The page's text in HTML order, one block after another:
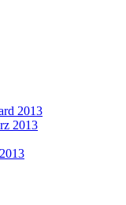
2013
2013